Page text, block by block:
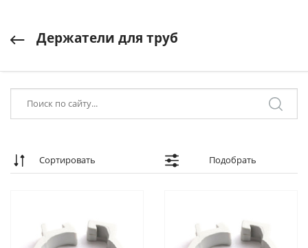
Держатели для труб
Сортировать Подобрать